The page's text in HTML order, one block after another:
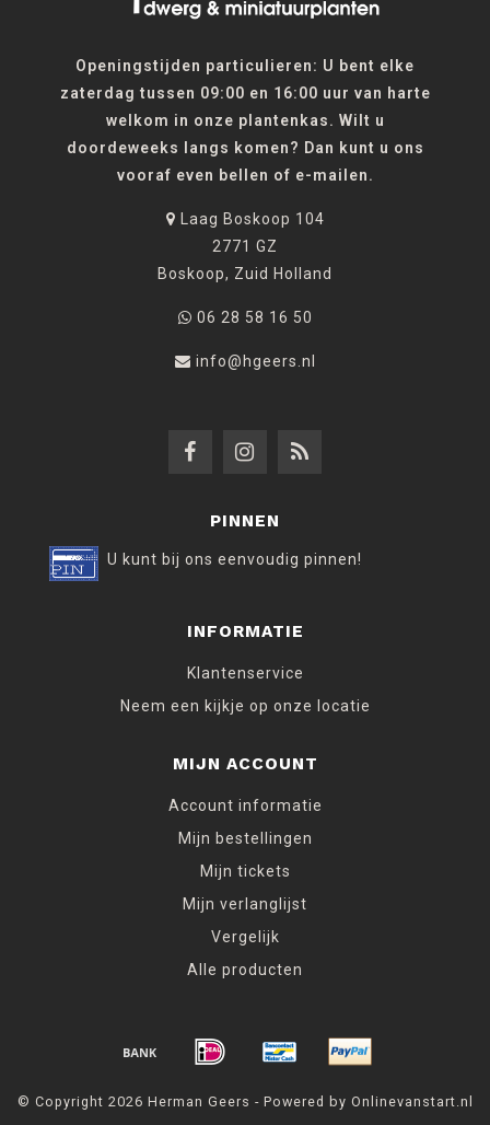
Openingstijden particulieren: U bent elke
zaterdag tussen 09:00 en 16:00 uur van harte
welkom in onze plantenkas. Wilt u
doordeweeks langs komen? Dan kunt u ons
vooraf even bellen of e-mailen.
Laag Boskoop 104
2771 GZ
Boskoop, Zuid Holland
06 28 58 16 50
info@hgeers.nl
PINNEN
U kunt bij ons eenvoudig pinnen!
INFORMATIE
Klantenservice
Neem een kijkje op onze locatie
MIJN ACCOUNT
Account informatie
Mijn bestellingen
Mijn tickets
Mijn verlanglijst
Vergelijk
Alle producten
© Copyright 2026 Herman Geers - Powered by Onlinevanstart.nl